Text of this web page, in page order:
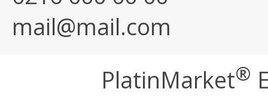
mail@mail.com
PlatinMarket®